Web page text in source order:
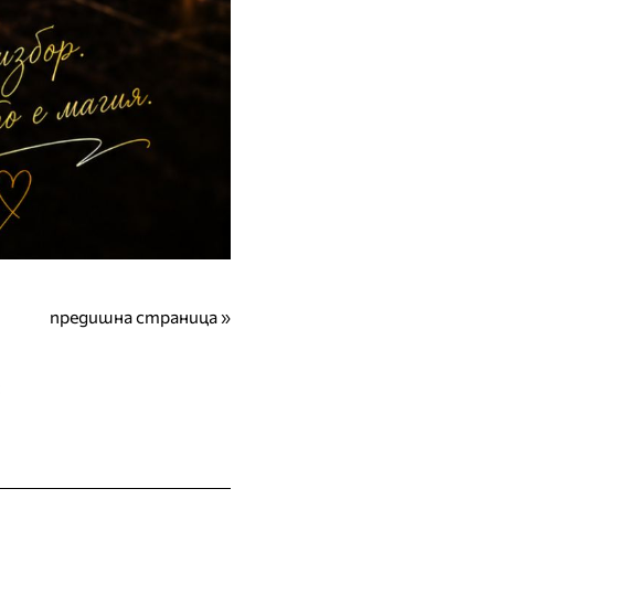
предишна страница »